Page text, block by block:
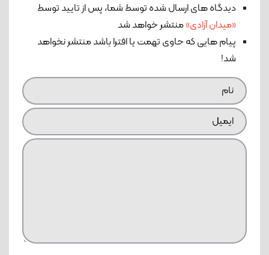
دیدگاه های ارسال شده توسط شما، پس از تایید توسط
«میدان آزادی»منتشر خواهد شد
پیام هایی که حاوی تهمت یا افترا باشد منتشر نخواهد
شد!